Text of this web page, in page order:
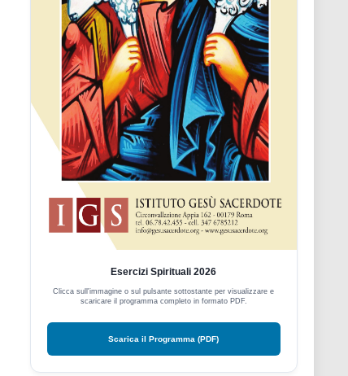
Esercizi Spirituali 2026
Clicca sull'immagine o sul pulsante sottostante per visualizzare e
scaricare il programma completo in formato PDF.
Scarica il Programma (PDF)